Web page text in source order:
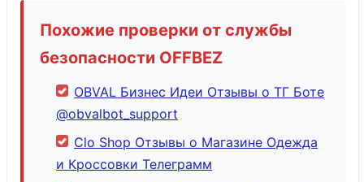
Похожие проверки от службы
безопасности OFFBEZ
OBVAL Бизнес Идеи Отзывы о ТГ Боте
@obvalbot_support
Clo Shop Отзывы о Магазине Одежда
и Кроссовки Телеграмм